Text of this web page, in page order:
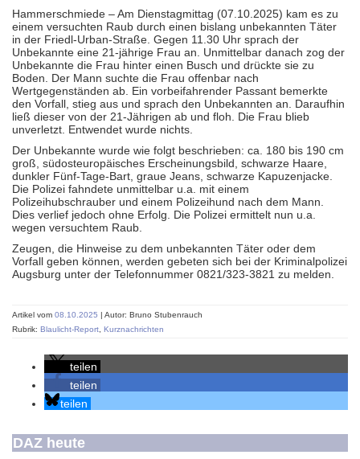
Hammerschmiede – Am Dienstagmittag (07.10.2025) kam es zu
einem versuchten Raub durch einen bislang unbekannten Täter
in der Friedl-Urban-Straße. Gegen 11.30 Uhr sprach der
Unbekannte eine 21-jährige Frau an. Unmittelbar danach zog der
Unbekannte die Frau hinter einen Busch und drückte sie zu
Boden. Der Mann suchte die Frau offenbar nach
Wertgegenständen ab. Ein vorbeifahrender Passant bemerkte
den Vorfall, stieg aus und sprach den Unbekannten an. Daraufhin
ließ dieser von der 21-Jährigen ab und floh. Die Frau blieb
unverletzt. Entwendet wurde nichts.
Der Unbekannte wurde wie folgt beschrieben: ca. 180 bis 190 cm
groß, südosteuropäisches Erscheinungsbild, schwarze Haare,
dunkler Fünf-Tage-Bart, graue Jeans, schwarze Kapuzenjacke.
Die Polizei fahndete unmittelbar u.a. mit einem
Polizeihubschrauber und einem Polizeihund nach dem Mann.
Dies verlief jedoch ohne Erfolg. Die Polizei ermittelt nun u.a.
wegen versuchtem Raub.
Zeugen, die Hinweise zu dem unbekannten Täter oder dem
Vorfall geben können, werden gebeten sich bei der Kriminalpolizei
Augsburg unter der Telefonnummer 0821/323-3821 zu melden.
Artikel vom 08.10.2025 | Autor: Bruno Stubenrauch
Rubrik: Blaulicht-Report Kurznachrichten
teilen
teilen
teilen
DAZ heute